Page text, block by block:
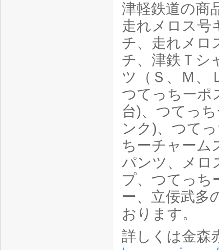
津軽鉄道の商
走れメロス号
チ、走れメロ
チ、津鉄Ｔシ
ツ（Ｓ、Ｍ、
つてっちーポ
台)、つてっ
ンク)、つて
ちーチャーム
パンツ、メロ
プ、つてっち
ー、立佞武多
おります。
詳しくは金森